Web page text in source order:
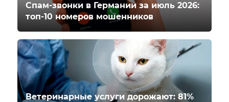
Спам-звонки в Германии за июль 2026:
топ-10 номеров мошенников
Ветеринарные услуги дорожают: 81%